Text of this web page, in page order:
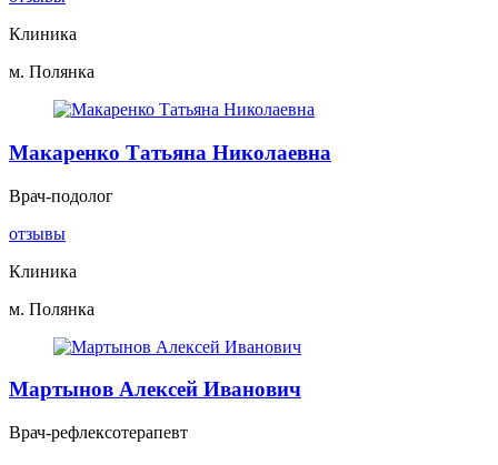
Клиника
м. Полянка
Макаренко Татьяна Николаевна
Врач-подолог
отзывы
Клиника
м. Полянка
Мартынов Алексей Иванович
Врач-рефлексотерапевт